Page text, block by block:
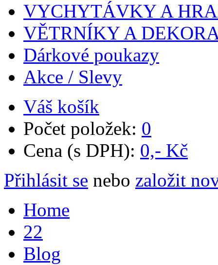
VYCHYTÁVKY A
VĚTRNÍKY A
Dárkové poukazy
Akce / Slevy
Váš košík
Počet položek: 0
Cena (s DPH): 0,- Kč
Přihlásit se nebo založit
Home
22
Blog